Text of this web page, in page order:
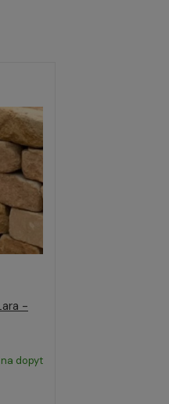
-
na dopyt